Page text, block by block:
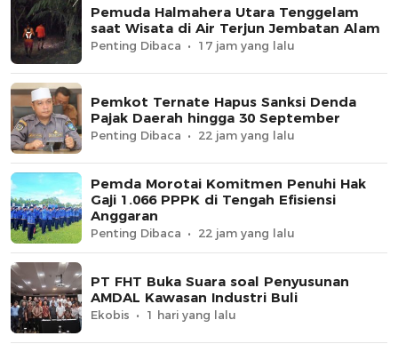
Pemuda Halmahera Utara Tenggelam
saat Wisata di Air Terjun Jembatan Alam
Penting Dibaca 17 jam yang lalu
Pemkot Ternate Hapus Sanksi Denda
Pajak Daerah hingga 30 September
Penting Dibaca 22 jam yang lalu
Pemda Morotai Komitmen Penuhi Hak
Gaji 1.066 PPPK di Tengah Efisiensi
Anggaran
Penting Dibaca 22 jam yang lalu
PT FHT Buka Suara soal Penyusunan
AMDAL Kawasan Industri Buli
Ekobis 1 hari yang lalu